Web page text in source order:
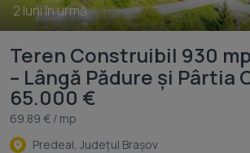
2 luni în urmă
Teren Construibil 930
– Lângă Pădure și Pârtia
65.000 €
69.89 € / mp
Predeal, Judeţul Braşov